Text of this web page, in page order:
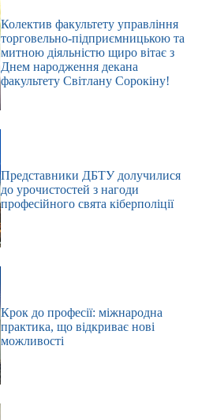
Колектив факультету управління
торговельно-підприємницькою та
митною діяльністю щиро вітає з
Днем народження декана
факультету Світлану Сорокіну!
Представники ДБТУ долучилися
до урочистостей з нагоди
професійного свята кіберполіції
Крок до професії: міжнародна
практика, що відкриває нові
можливості